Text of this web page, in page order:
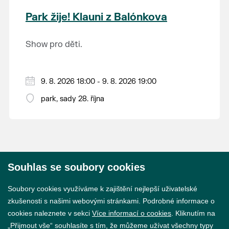
krajina na světě, která je zapsána na Seznam
světového přírodního a kulturního dědictví
Park žije! Klauni z Balónkova
Show pro děti.
9. 8. 2026 18:00 - 9. 8. 2026 19:00
park, sady 28. října
Souhlas se soubory cookies
Soubory cookies využíváme k zajištění nejlepší uživatelské
zkušenosti s našimi webovými stránkami. Podrobné informace o
cookies naleznete v sekci Více informací o cookies . Kliknutím na
„Přijmout vše“ souhlasíte s tím, že můžeme užívat všechny typy